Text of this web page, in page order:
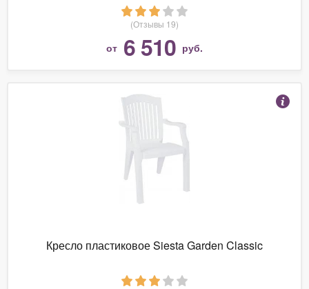
(Отзывы 19)
от 6 510 руб.
Кресло пластиковое Siesta Garden Classic